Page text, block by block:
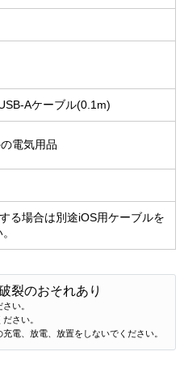
Aケーブル(0.1m)
電気用品
る場合は別途iOS用ケーブルを
裂のおそれあり
い。
さい。
電、放電、放置をしないでください。